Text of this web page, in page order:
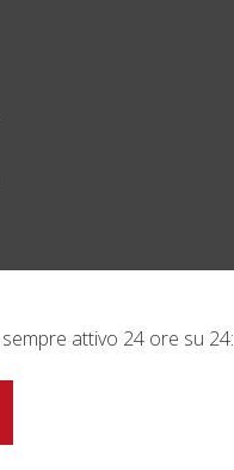
attivo 24 ore su 24: